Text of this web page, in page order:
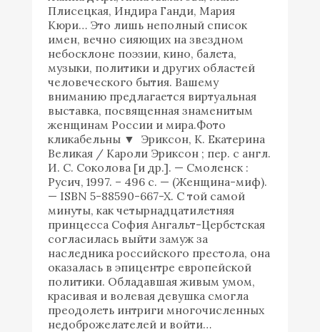
Плисецкая, Индира Ганди, Мария
Кюри… Это лишь неполный список
имен, вечно сияющих на звездном
небосклоне поэзии, кино, балета,
музыки, политики и других областей
человеческого бытия. Вашему
вниманию предлагается виртуальная
выставка, посвященная знаменитым
женщинам России и мира.Фото
кликабельны ▼ Эриксон, К. Екатерина
Великая / Кароли Эриксон ; пер. с англ.
И. С. Соколова [и др.]. — Смоленск :
Русич, 1997. – 496 с. — (Женщина-миф).
— ISBN 5-88590-667-X. С той самой
минуты, как четырнадцатилетняя
принцесса София Ангальт-Цербстская
согласилась выйти замуж за
наследника российского престола, она
оказалась в эпицентре европейской
политики. Обладавшая живым умом,
красивая и волевая девушка смогла
преодолеть интриги многочисленных
недоброжелателей и войти…